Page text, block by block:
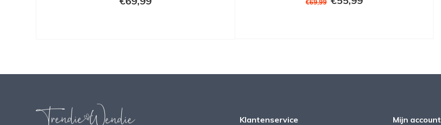
€69,99
Klantenservice Mijn account